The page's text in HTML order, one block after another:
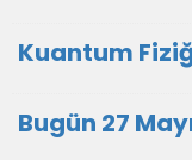
Kuantum
Bugün 27